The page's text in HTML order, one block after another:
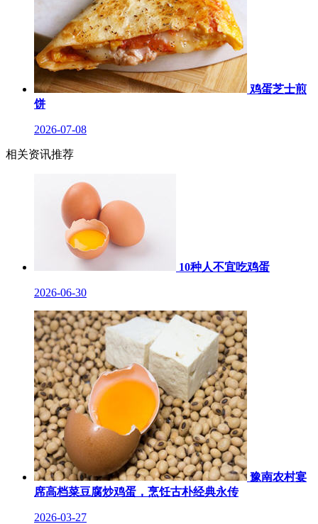
鸡蛋芝士煎
饼
2026-07-08
相关资讯推荐
10种人不宜吃鸡蛋
2026-06-30
豫南农村宴
席高档菜豆腐炒鸡蛋，烹饪古朴经典永传
2026-03-27